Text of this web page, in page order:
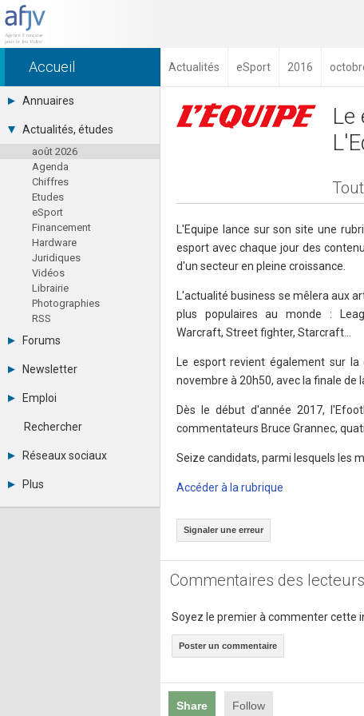
Accueil Actualités eSport 2016
Annuaires
Toutes les sociétés (691)
Studios (418)
Editeurs (49)
Distributeurs (16)
Hard. / Accessoires (10)
Middlewares (15)
Prestataires (99)
Assoc. / Syndicats (21)
Formations / Ecoles (46)
Presse spécialisée (17)
Actualités, études
août 2026
Agenda
Chiffres
Etudes
eSport
Financement
Hardware
Juridiques
Vidéos
Librairie
Photographies
RSS
Forums
Tous les forums
Se connecter
Messages privés
Contacter un modérateur
Newsletter
Archives
Abonnement
Emploi
Consulter les annonces
Observatoire de l'emploi
Rechercher
Réseaux sociaux
LinkedIn
Plus
Annonceurs
Le
L'Equipe lance sur son site une
esport avec chaque jour des
d'un secteur en pleine croissance.
L'actualité business se mêlera aux
plus populaires au monde :
Warcraft, Street fighter, Starcraft...
Le esport revient également sur
novembre à 20h50, avec la finale de
Dès le début d'année 2017,
commentateurs Bruce Grannec,
Seize candidats, parmi lesquels les
Accéder à la rubrique
Signaler une erreur
Commentaires des lecteurs
Soyez le premier à commenter cette
Poster un commentaire
Share Follow